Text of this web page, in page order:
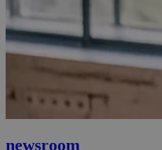
newsroom